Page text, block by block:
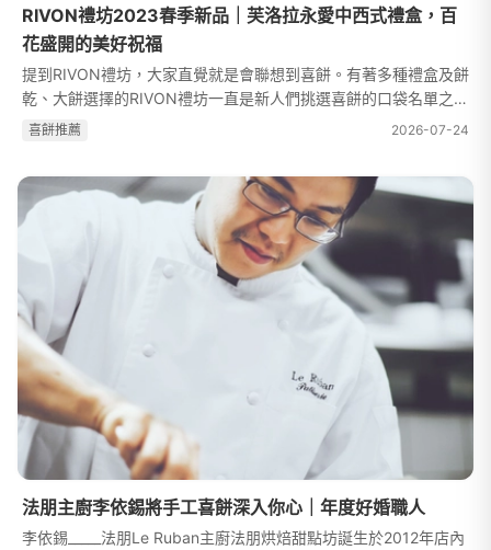
RIVON禮坊2023春季新品｜芙洛拉永愛中西式禮盒，百
花盛開的美好祝福
提到RIVON禮坊，大家直覺就是會聯想到喜餅。有著多種禮盒及餅
乾、大餅選擇的RIVON禮坊一直是新人們挑選喜餅的口袋名單之
一。有西式、法式的餅乾和傳統中式大餅，能一次滿足長輩和平輩
喜餅推薦 2026-07-24
法朋主廚李依錫將手工喜餅深入你心｜年度好婚職人
李依錫_____法朋Le Ruban主廚法朋烘焙甜點坊誕生於2012年店內